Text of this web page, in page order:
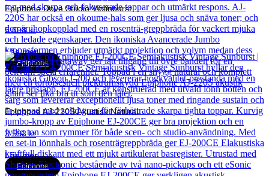
Epiphone Dove Studio Violinburst
5 698kr
Läs mer
Epiphone
Epiphone AJ-220S Akustisk Natural
3 593kr
Läs mer
Epiphone